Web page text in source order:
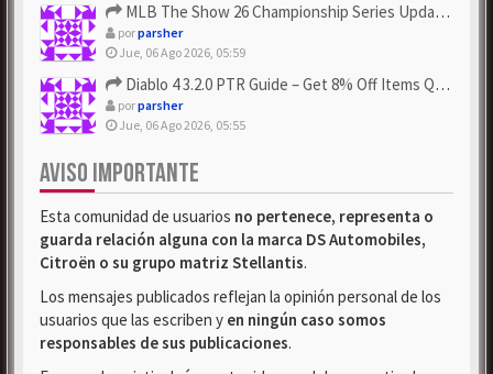
MLB The Show 26 Championship Series Update! Get Cheap & ...
porparsher
Jue, 06 Ago 2026, 05:59
Diablo 4 3.2.0 PTR Guide – Get 8% Off Items Quickly to Test ...
porparsher
Jue, 06 Ago 2026, 05:55
AVISO IMPORTANTE
Esta comunidad de usuarios no pertenece, representa o
guarda relación alguna con la marca DS Automobiles,
Citroën o su grupo matriz Stellantis.
Los mensajes publicados reflejan la opinión personal de los
usuarios que las escriben y en ningún caso somos
responsables de sus publicaciones.